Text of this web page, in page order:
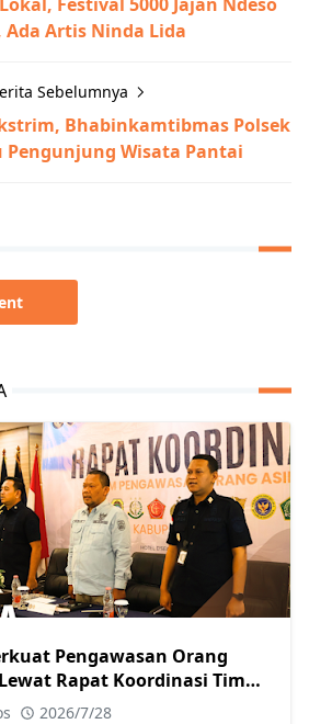
Ada Artis Ninda Lida
Sebelumnya
Bhabinkamtibmas Polsek
Pengunjung Wisata Pantai
Pengawasan Orang
Rapat Koordinasi Tim
2026/7/28